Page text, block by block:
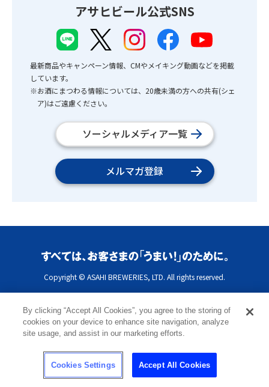
アサヒビール公式SNS
最新商品やキャンペーン情報、CMやメイキング動画などを掲載
しています。
※お酒にまつわる情報については、20歳未満の方への共有(シェ
ア)はご遠慮ください。
ソーシャルメディア一覧
メルマガ登録
Copyright © ASAHI BREWERIES, LTD. All rights reserved.
By clicking “Accept All Cookies”, you agree to the storing of
cookies on your device to enhance site navigation, analyze
site usage, and assist in our marketing efforts.
Cookies Settings Accept All Cookies